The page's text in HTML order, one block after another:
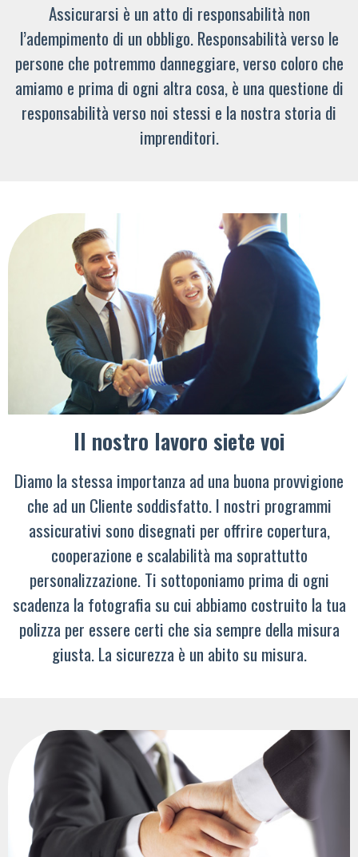
Assicurarsi è un atto di responsabilità non
l’adempimento di un obbligo. Responsabilità verso le
persone che potremmo danneggiare, verso coloro che
amiamo e prima di ogni altra cosa, è una questione di
responsabilità verso noi stessi e la nostra storia di
imprenditori.
Il nostro lavoro siete voi
Diamo la stessa importanza ad una buona provvigione
che ad un Cliente soddisfatto. I nostri programmi
assicurativi sono disegnati per offrire copertura,
cooperazione e scalabilità ma soprattutto
personalizzazione. Ti sottoponiamo prima di ogni
scadenza la fotografia su cui abbiamo costruito la tua
polizza per essere certi che sia sempre della misura
giusta. La sicurezza è un abito su misura.